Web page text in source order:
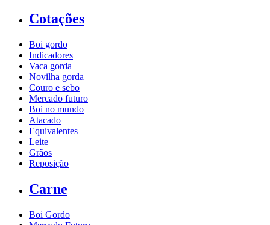
Cotações
Boi gordo
Indicadores
Vaca gorda
Novilha gorda
Couro e sebo
Mercado futuro
Boi no mundo
Atacado
Equivalentes
Leite
Grãos
Reposição
Carne
Boi Gordo